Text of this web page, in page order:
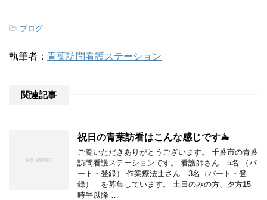
-ブログ
執筆者： 青葉訪問看護ステーション
関連記事
祝日の青葉訪看はこんな感じです☕︎
ご覧いただきありがとうございます。 千葉市の青葉
訪問看護ステーションです。 看護師さん 5名 （パ
ート・登録） 作業療法士さん 3名（パート・登
録） を募集しています。 土日のみの方、夕方15
時半以降 …